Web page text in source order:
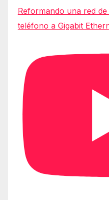
Reformando una red
teléfono a Gigabit